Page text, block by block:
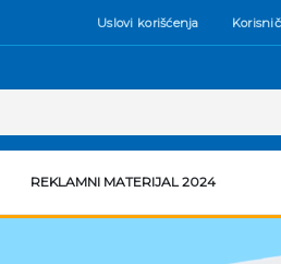
Uslovi korišćenja
REKLAMNI MATERIJAL 2024